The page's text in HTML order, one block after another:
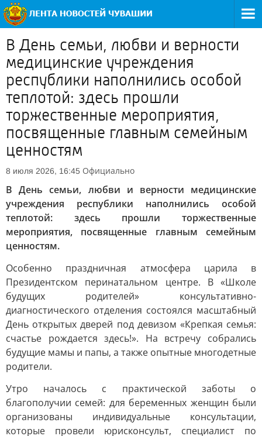
В День семьи, любви и верности
медицинские учреждения
республики наполнились особой
теплотой: здесь прошли
торжественные мероприятия,
посвященные главным семейным
ценностям
8 июля 2026, 16:45 Официально
В День семьи, любви и верности медицинские
учреждения республики наполнились особой
теплотой: здесь прошли торжественные
мероприятия, посвященные главным семейным
ценностям.
Особенно праздничная атмосфера царила в
Президентском перинатальном центре. В «Школе
будущих родителей» консультативно-
диагностического отделения состоялся масштабный
День открытых дверей под девизом «Крепкая семья:
счастье рождается здесь!». На встречу собрались
будущие мамы и папы, а также опытные многодетные
родители.
Утро началось с практической заботы о
благополучии семей: для беременных женщин были
организованы индивидуальные консультации,
которые провели юрисконсульт, специалист по